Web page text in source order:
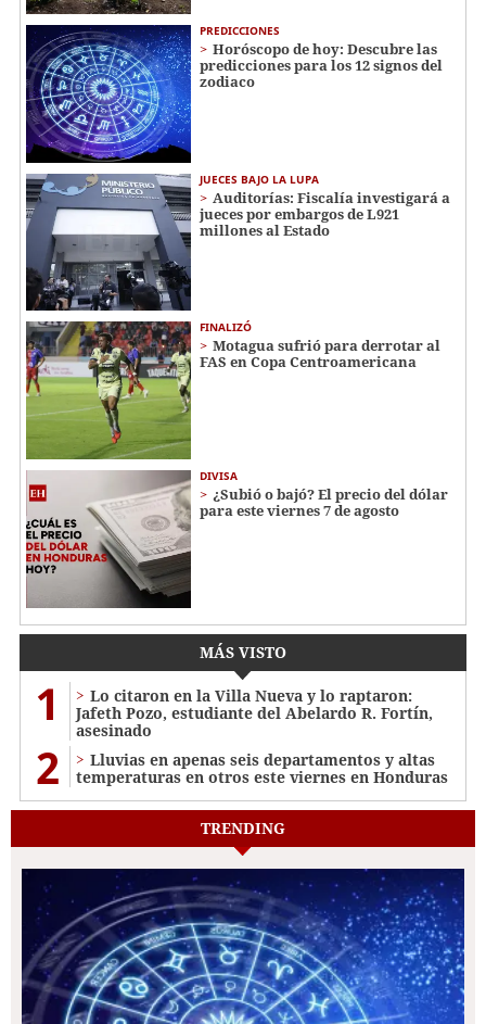
PREDICCIONES
Horóscopo de hoy: Descubre las
predicciones para los 12 signos del
zodiaco
JUECES BAJO LA LUPA
Auditorías: Fiscalía investigará a
jueces por embargos de L921
millones al Estado
FINALIZÓ
Motagua sufrió para derrotar al
FAS en Copa Centroamericana
DIVISA
¿Subió o bajó? El precio del dólar
para este viernes 7 de agosto
MÁS VISTO
1
Lo citaron en la Villa Nueva y lo raptaron:
Jafeth Pozo, estudiante del Abelardo R. Fortín,
asesinado
2
Lluvias en apenas seis departamentos y altas
temperaturas en otros este viernes en Honduras
TRENDING